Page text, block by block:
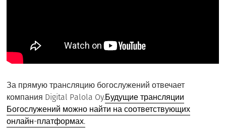
За прямую трансляцию богослужений отвечает
компания Digital Palola Oy.Будущие трансляции
Богослужений можно найти на соответствующих
онлайн-платформах.